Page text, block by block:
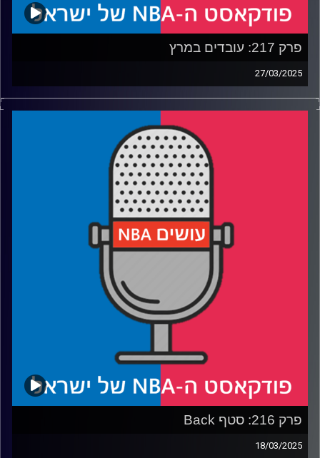
פרק 217: עובדים במרץ
27/03/2025
פודקאסט האן.בי.איי עם ערן סורוקה, שרון דוידוביץ', משה
דוידוביץ' ועידן לוצקי, בשיתוף קול האוניברסיטה.
רבע 1: בוסטון סלטיקס מגיעה לשיא, הקאבס מתרחקים ממנו
והאם שיקאגו בולס עלתה על משהו
רבע 2: השמש חמה, המלכים מתקררים ומה אנתוני דייויס מנסה
רבע 3: הת'נדר שומרים, הקליפרס מתחברים ולברון ג׳יימס פותח
עידן לוצקי
פרק 216: סטף Back
18/03/2025